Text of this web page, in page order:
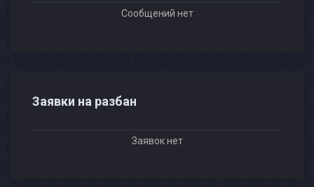
Сообщений нет
Заявки на разбан
Заявок нет